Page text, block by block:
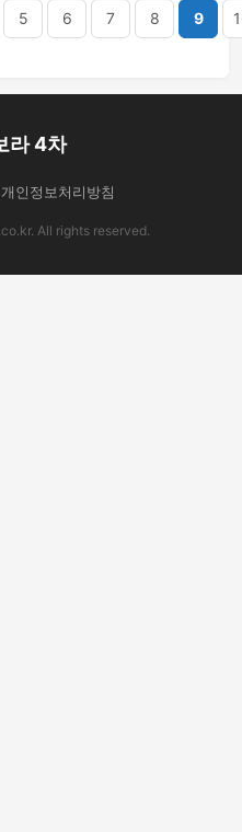
5 6 7 8 9
라 4차
개인정보처리방침
All rights reserved.